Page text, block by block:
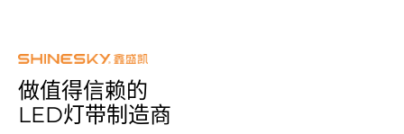
做值得信赖的
LED灯带制造商